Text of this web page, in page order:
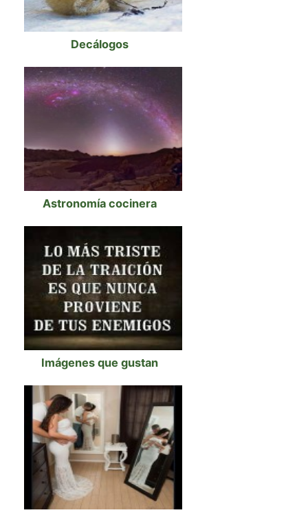
Decálogos
Astronomía cocinera
Imágenes que gustan